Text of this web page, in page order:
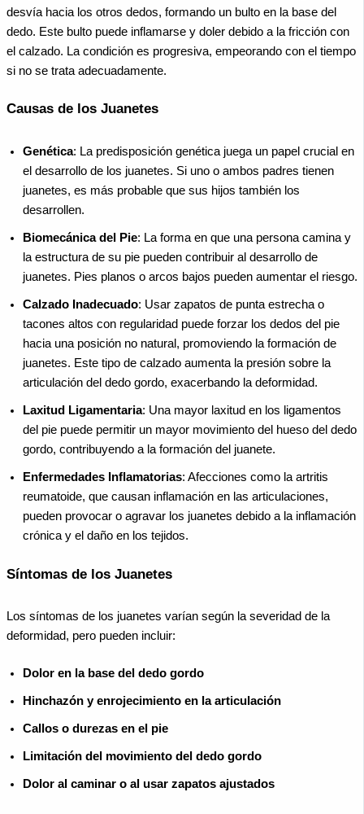
desvía hacia los otros dedos, formando un bulto en la base del
dedo. Este bulto puede inflamarse y doler debido a la fricción con
el calzado. La condición es progresiva, empeorando con el tiempo
si no se trata adecuadamente.
Causas de los Juanetes
Genética: La predisposición genética juega un papel crucial en
el desarrollo de los juanetes. Si uno o ambos padres tienen
juanetes, es más probable que sus hijos también los
desarrollen.
Biomecánica del Pie: La forma en que una persona camina y
la estructura de su pie pueden contribuir al desarrollo de
juanetes. Pies planos o arcos bajos pueden aumentar el riesgo.
Calzado Inadecuado: Usar zapatos de punta estrecha o
tacones altos con regularidad puede forzar los dedos del pie
hacia una posición no natural, promoviendo la formación de
juanetes. Este tipo de calzado aumenta la presión sobre la
articulación del dedo gordo, exacerbando la deformidad.
Laxitud Ligamentaria: Una mayor laxitud en los ligamentos
del pie puede permitir un mayor movimiento del hueso del dedo
gordo, contribuyendo a la formación del juanete.
Enfermedades Inflamatorias: Afecciones como la artritis
reumatoide, que causan inflamación en las articulaciones,
pueden provocar o agravar los juanetes debido a la inflamación
crónica y el daño en los tejidos.
Síntomas de los Juanetes
Los síntomas de los juanetes varían según la severidad de la
deformidad, pero pueden incluir:
Dolor en la base del dedo gordo
Hinchazón y enrojecimiento en la articulación
Callos o durezas en el pie
Limitación del movimiento del dedo gordo
Dolor al caminar o al usar zapatos ajustados